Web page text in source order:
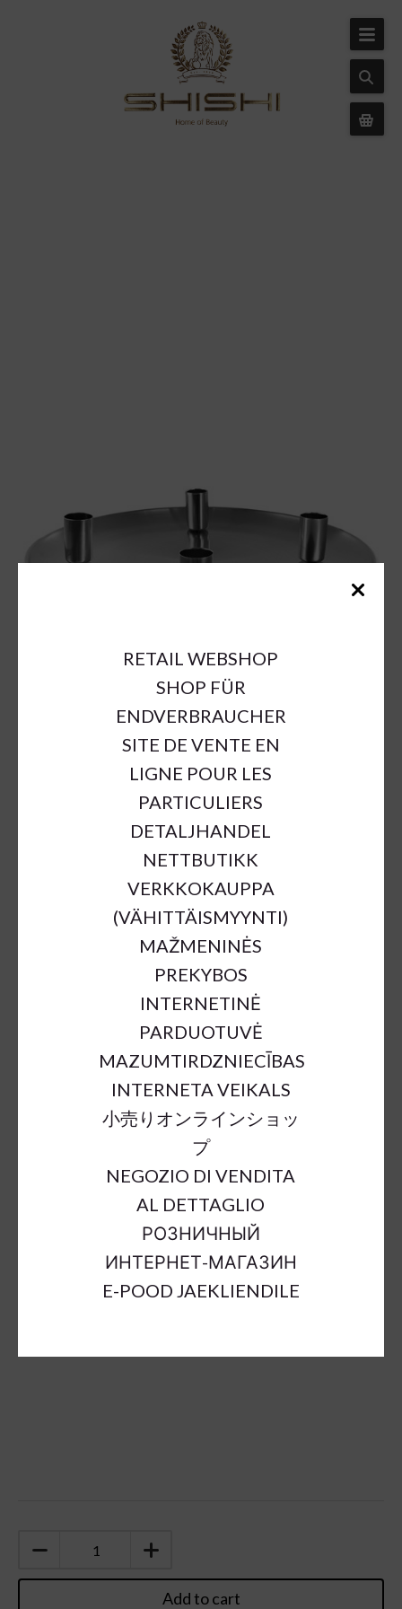
METAL ADVENT PLATE
4X23MM CH SILVER 30CM
b = base width h = height
68190
d30cm;h5cm
d2,3cm;h4cm
pc
Add to cart
RETAIL WEBSHOP
SHOP FÜR
ENDVERBRAUCHER
SITE DE VENTE EN
LIGNE POUR LES
PARTICULIERS
DETALJHANDEL
NETTBUTIKK
VERKKOKAUPPA
(VÄHITTÄISMYYNTI)
MAŽMENINĖS
PREKYBOS
INTERNETINĖ
PARDUOTUVĖ
MAZUMTIRDZNIECĪBAS
INTERNETA VEIKALS
小売りオンラインショッ
プ
NEGOZIO DI VENDITA
AL DETTAGLIO
РОЗНИЧНЫЙ
ИНТЕРНЕТ-МАГАЗИН
E-POOD JAEKLIENDILE